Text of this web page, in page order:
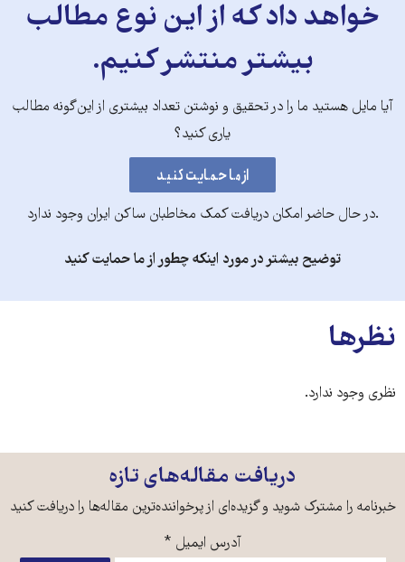
خواهد داد که از این نوع مطالب
بیشتر منتشر کنیم.
آیا مایل هستید ما را در تحقیق و نوشتن تعداد بیشتری از این‌گونه مطالب
یاری کنید؟
.در حال حاضر امکان دریافت کمک مخاطبان ساکن ایران وجود ندارد
توضیح بیشتر در مورد اینکه چطور از ما حمایت کنید
نظرها
نظری وجود ندارد.
دریافت مقاله‌های تازه
خبرنامه را مشترک شوید و گزیده‌ای از پرخواننده‌ترین مقاله‌ها را دریافت کنید
آدرس ایمیل *